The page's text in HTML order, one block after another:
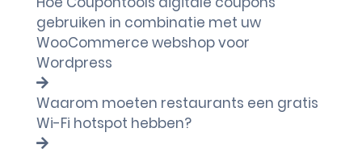
gebruiken in combinatie met uw
WooCommerce webshop voor
Wordpress
Waarom moeten restaurants een gratis
Wi-Fi hotspot hebben?